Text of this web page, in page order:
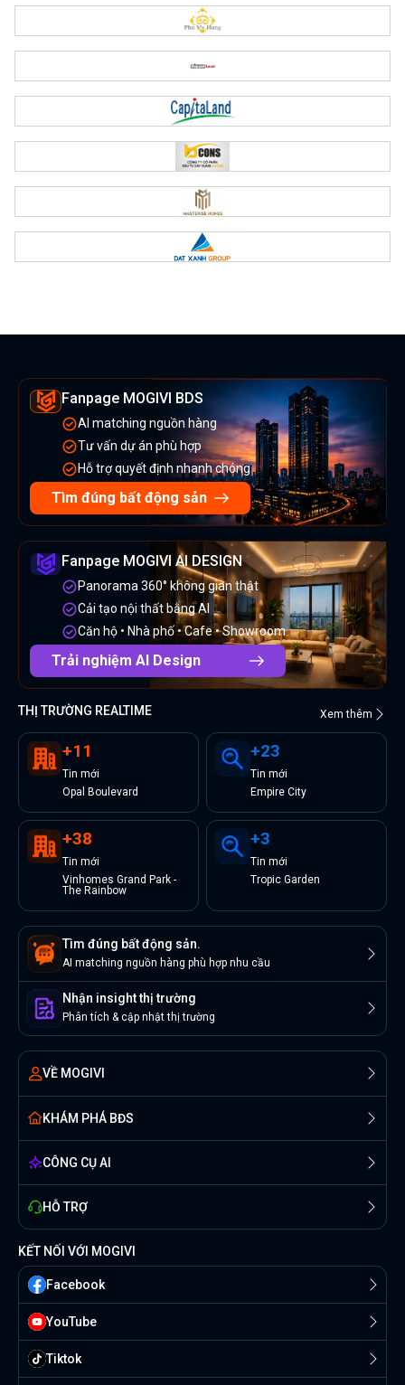
Fanpage MOGIVI BDS
AI matching nguồn hàng
Tư vấn dự án phù hợp
Hỗ trợ quyết định nhanh chóng
Tìm đúng bất động sản
Fanpage MOGIVI AI DESIGN
Panorama 360° không gian thật
Cải tạo nội thất bằng AI
Căn hộ • Nhà phố • Cafe • Showroom
Trải nghiệm AI Design
THỊ TRƯỜNG REALTIME Xem thêm
+11
Tin mới
Opal Boulevard
+23
Tin mới
Empire City
+38
Tin mới
Vinhomes Grand Park -
The Rainbow
+3
Tin mới
Tropic Garden
Tìm đúng bất động sản.
AI matching nguồn hàng phù hợp nhu cầu
Nhận insight thị trường
Phân tích & cập nhật thị trường
VỀ MOGIVI
KHÁM PHÁ BĐS
CÔNG CỤ AI
HỖ TRỢ
KẾT NỐI VỚI MOGIVI
Facebook
YouTube
Tiktok